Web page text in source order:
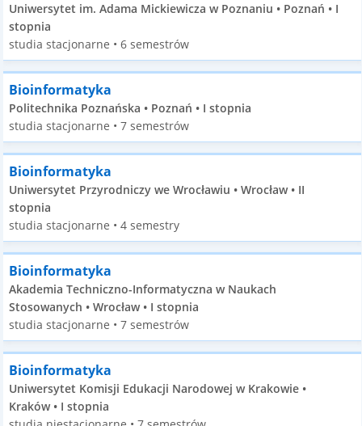
Uniwersytet im. Adama Mickiewicza w Poznaniu • Poznań • I
stopnia
studia stacjonarne • 6 semestrów
Bioinformatyka
Politechnika Poznańska • Poznań • I stopnia
studia stacjonarne • 7 semestrów
Bioinformatyka
Uniwersytet Przyrodniczy we Wrocławiu • Wrocław • II
stopnia
studia stacjonarne • 4 semestry
Bioinformatyka
Akademia Techniczno-Informatyczna w Naukach
Stosowanych • Wrocław • I stopnia
studia stacjonarne • 7 semestrów
Bioinformatyka
Uniwersytet Komisji Edukacji Narodowej w Krakowie •
Kraków • I stopnia